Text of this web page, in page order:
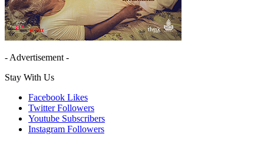
- Advertisement -
Stay With Us
Facebook Likes
Twitter Followers
Youtube Subscribers
Instagram Followers